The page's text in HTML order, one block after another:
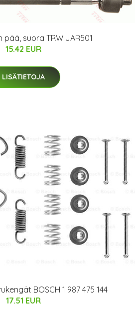
pää, suora TRW JAR501
15.42 EUR
LISÄTIETOJA
BOSCH 1 987 475 144
17.51 EUR